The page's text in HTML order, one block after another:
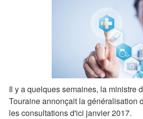
Il y a quelques semaines, la ministre
Touraine annonçait la généralisation
les consultations d'ici janvier 2017.